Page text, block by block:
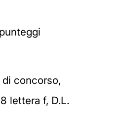
concorso,
lettera f, D.L.